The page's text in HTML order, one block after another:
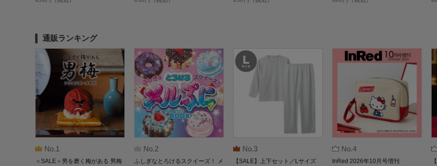
通販ランキング
No.1
＜SALE＞男を磨く梅がある 男梅
No.2
ふしぎなとろけるスクイーズ！ メ
No.3
【SALE】上下セット／Lサイズ
No.4
InRed 2026年10月号増刊